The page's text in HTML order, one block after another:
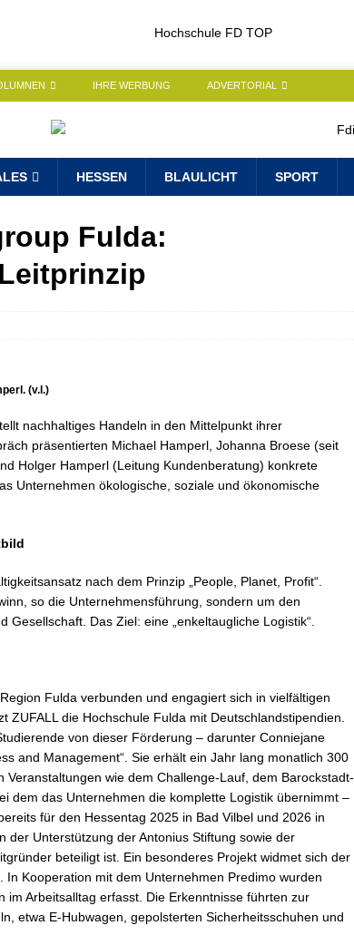
IHRE WERBUNG ADVERTORIAL
HESSEN BLAULICHT SPORT
Fulda:
(v.l.)
nachhaltiges Handeln in den Mittelpunkt ihrer
präsentierten Michael Hamperl, Johanna Broese (seit
Holger Hamperl (Leitung Kundenberatung) konkrete
Unternehmen ökologische, soziale und ökonomische
nach dem Prinzip „People, Planet, Profit“.
so die Unternehmensführung, sondern um den
Das Ziel: eine „enkeltaugliche Logistik“.
Fulda verbunden und engagiert sich in vielfältigen
ZUFALL die Hochschule Fulda mit Deutschlandstipendien.
von dieser Förderung – darunter Conniejane
and Management“. Sie erhält ein Jahr lang monatlich 300
Veranstaltungen wie dem Challenge-Lauf, dem Barockstadt-
dem das Unternehmen die komplette Logistik übernimmt –
für den Hessentag 2025 in Bad Vilbel und 2026 in
der Unterstützung der Antonius Stiftung sowie der
beteiligt ist. Ein besonderes Projekt widmet sich der
Kooperation mit dem Unternehmen Predimo wurden
im Arbeitsalltag erfasst. Die Erkenntnisse führten zur
etwa E-Hubwagen, gepolsterten Sicherheitsschuhen und